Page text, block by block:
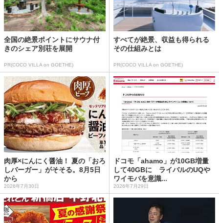
全国の絶景ポイントにサウナ付
きのシェア別荘を展開
PR(COCO VILLA on GOETHE)
すべてが絶景、収益も得られる
その仕組みとは
PR(COCO VILLA on GOETHE)
肉厚×にんにく醤油！ 夏の「おろ
しバーガー」がそそる。8月5日
から
2026年7月30日
ドコモ「ahamo」が10GB増量
して40GBに ライバルのUQや
ワイモバを意識...
2026年7月29日